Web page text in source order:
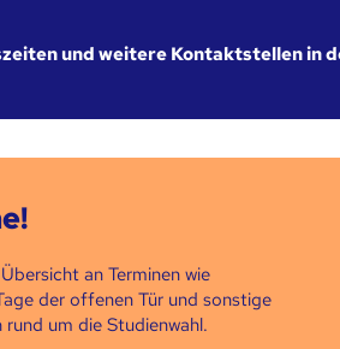
und weitere Kontaktstellen in
an Terminen wie
der offenen Tür und sonstige
um die Studienwahl.